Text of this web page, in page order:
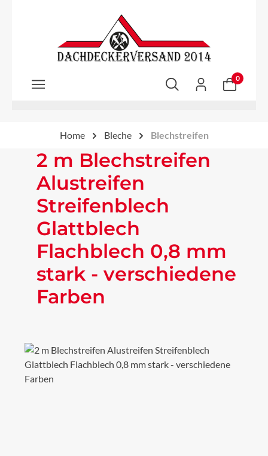
Zum Hauptinhalt springen
0
Home Bleche Blechstreifen
2 m Blechstreifen
Alustreifen
Streifenblech
Glattblech
Flachblech 0,8 mm
stark - verschiedene
Farben
Bildergalerie überspringen